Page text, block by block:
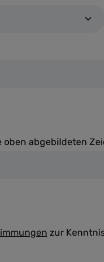
oben abgebildeten
zur